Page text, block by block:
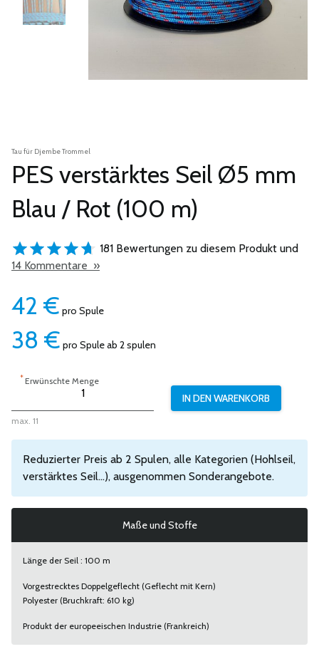
Tau für Djembe Trommel
PES verstärktes Seil Ø5 mm
Blau / Rot (100 m)
181 Bewertungen zu diesem Produkt und
14 Kommentare »
42 € pro Spule
38 € pro Spule ab 2 spulen
*Erwünschte Menge
max. 11
Reduzierter Preis ab 2 Spulen, alle Kategorien (Hohlseil,
verstärktes Seil...), ausgenommen Sonderangebote.
Maße und Stoffe
Länge der Seil : 100 m
Vorgestrecktes Doppelgeflecht (Geflecht mit Kern)
Polyester (Bruchkraft: 610 kg)
Produkt der europeeischen Industrie (Frankreich)